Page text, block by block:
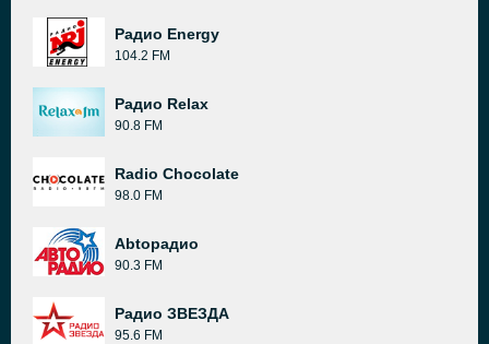
Радио Energy
104.2 FM
Радио Relax
90.8 FM
Radio Chocolate
98.0 FM
Abtoрадио
90.3 FM
Радио ЗВЕЗДА
95.6 FM